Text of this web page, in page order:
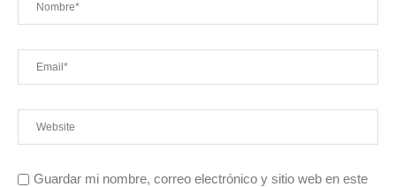
Guardar mi nombre, correo electrónico y sitio web en este